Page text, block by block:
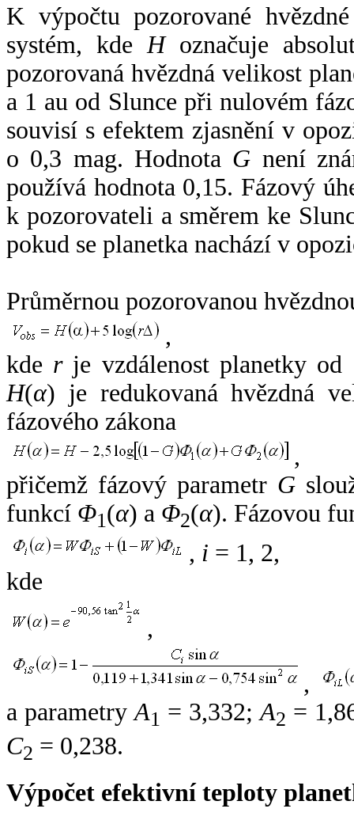
K výpočtu pozorované
systém, kde Hoznačuje
pozorovaná hvězdná velikost
a 1 au od Slunce při nulovém
souvisí s efektem zjasnění v
o 0,3 mag. Hodnota G není
používá hodnota 0,15. Fázový
k pozorovateli a směrem ke
pokud se planetka nachází v
Průměrnou pozorovanou
,
kde rje vzdálenost planetky od
H(α) je redukovaná hvězdná
fázového zákona
,
přičemž fázový parametr G
funkcí Φ1(α) a Φ2(α). Fázovou
, i = 1, 2,
kde
,
,
a parametryA1 = 3,332;A2 =
C2 = 0,238.
Výpočet efektivní teploty